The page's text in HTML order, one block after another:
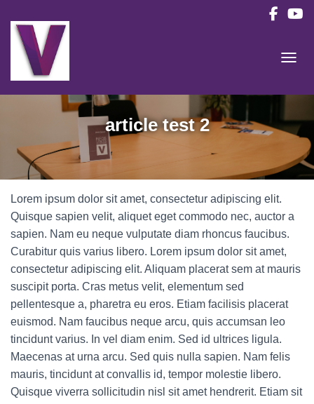
article test 2
Lorem ipsum dolor sit amet, consectetur adipiscing elit.
Quisque sapien velit, aliquet eget commodo nec, auctor a
sapien. Nam eu neque vulputate diam rhoncus faucibus.
Curabitur quis varius libero. Lorem ipsum dolor sit amet,
consectetur adipiscing elit. Aliquam placerat sem at mauris
suscipit porta. Cras metus velit, elementum sed
pellentesque a, pharetra eu eros. Etiam facilisis placerat
euismod. Nam faucibus neque arcu, quis accumsan leo
tincidunt varius. In vel diam enim. Sed id ultrices ligula.
Maecenas at urna arcu. Sed quis nulla sapien. Nam felis
mauris, tincidunt at convallis id, tempor molestie libero.
Quisque viverra sollicitudin nisl sit amet hendrerit. Etiam sit